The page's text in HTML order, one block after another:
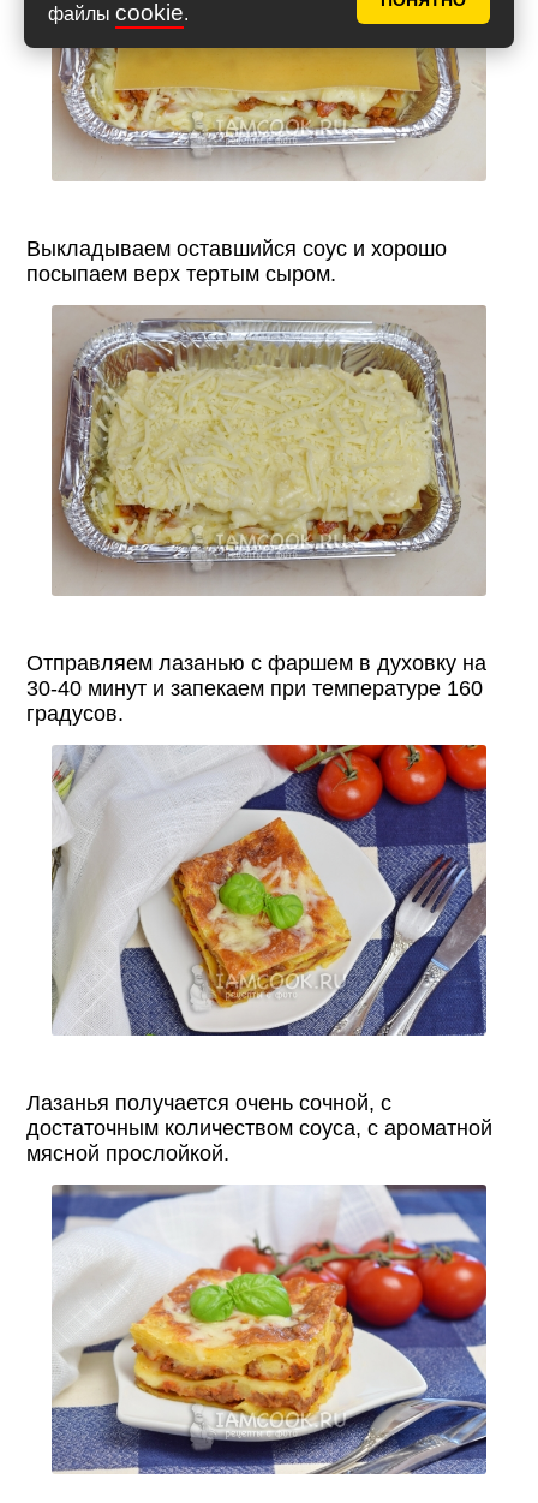
файлы cookie.
Выкладываем оставшийся соус и хорошо
посыпаем верх тертым сыром.
Отправляем лазанью с фаршем в духовку на
30-40 минут и запекаем при температуре 160
градусов.
Лазанья получается очень сочной, с
достаточным количеством соуса, с ароматной
мясной прослойкой.